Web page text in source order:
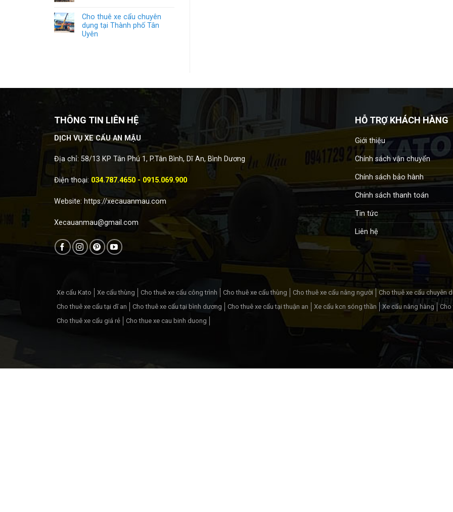
Cho thuê xe cẩu chuyên
dụng tại Thành phố Tân
Uyên
THÔNG TIN LIÊN HỆ
DỊCH VỤ XE CẨU AN MẬU
Địa chỉ: 58/13 KP Tân Phú 1, P.Tân Bình, Dĩ An, Bình Dương
Điện thoại: 034.787.4650 - 0915.069.900
Website: https://xecauanmau.com
Xecauanmau@gmail.com
HỖ TRỢ KHÁCH HÀNG
Giới thiệu
Chính sách vận chuyển
Chính sách bảo hành
Chính sách thanh toán
Tin tức
Liên hệ
Xe cẩu Kato Xe cẩu thùng Cho thuê xe cẩu công trình Cho thuê xe cẩu thùng Cho thuê xe cẩu nâng người Cho thuê xe cẩu chuyên
Cho thuê xe cẩu tại dĩ an
Cho thuê xe cẩu tại bình dương Cho thuê xe cẩu tại thuận an Xe cẩu kcn sóng thần Xe cẩu nâng hàng Cho
Cho thuê xe cẩu giá rẻ
Cho thue xe cau binh duong